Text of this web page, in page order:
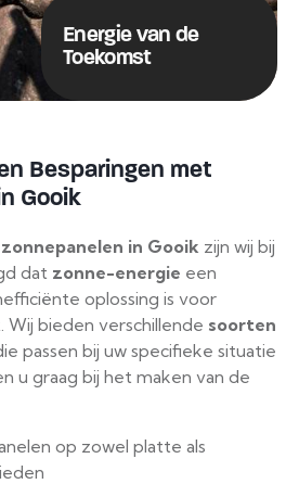
Energie van de
Toekomst
Besparingen met
Gooik
in Gooik zijn wij bij
dat zonne-energie een
oplossing is voor
. Wij bieden verschillende soorten
passen bij uw specifieke situatie
u graag bij het maken van de
op zowel platte als